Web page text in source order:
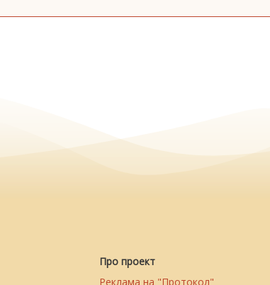
Про проект
Реклама на "Протокол"